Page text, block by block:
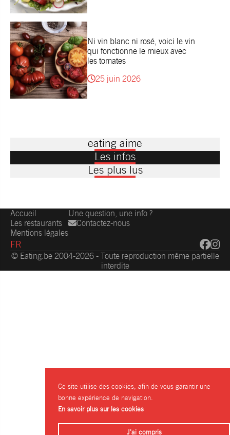
Ni vin blanc ni rosé, voici le vin
qui fonctionne le mieux avec
les tomates
25 juin 2026
eating aime
Les infos
Les plus lus
Accueil
Les restaurants
Mentions légales
Une question, une info ?
Contactez-nous
FR
© Eating.be 2004-2026 - Toute reproduction même partielle
interdite
Ce site utilise des cookies, afin de vous garantir une
bonne expérience de navigation.
En savoir plus sur les cookies
J'ai compris